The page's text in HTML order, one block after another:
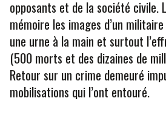
opposants et de la société civile.
mémoire les images d’un
une urne à la main et surtout
(500 morts et des dizaines de
Retour sur un crime demeuré
mobilisations qui l’ont entouré.